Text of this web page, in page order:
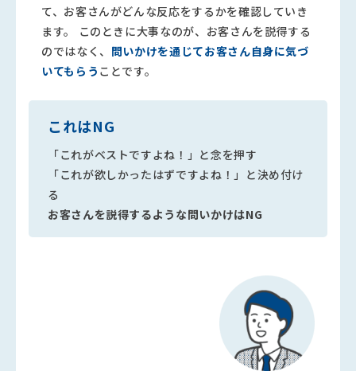
て、お客さんがどんな反応をするかを確認していき
ます。 このときに大事なのが、お客さんを説得する
のではなく、 問いかけを通じてお客さん自身に気づ
いてもらう ことです。
これはNG
「これがベストですよね！」と念を押す
「これが欲しかったはずですよね！」と決め付け
る
お客さんを説得するような問いかけはNG